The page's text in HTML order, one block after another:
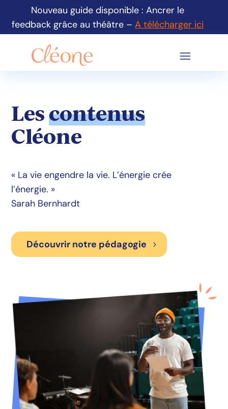
Nouveau guide disponible : Ancrer le
feedback grâce au théâtre –A télécharger ici
Lescontenus
Cléone
« La vie engendre la vie. L’énergie crée
l’énergie. »
Sarah Bernhardt
Découvrir notre pédagogie